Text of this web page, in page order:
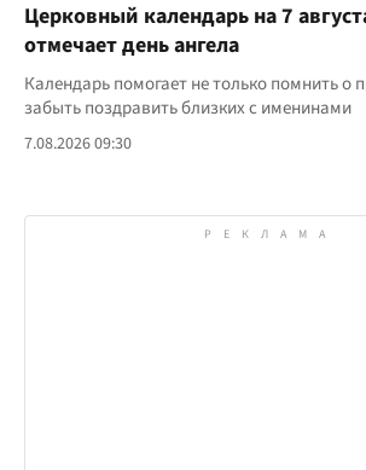
Церковный календарь на 7
отмечает день ангела
Календарь помогает не только помнить о
забыть поздравить близких с именинами
7.08.2026 09:30